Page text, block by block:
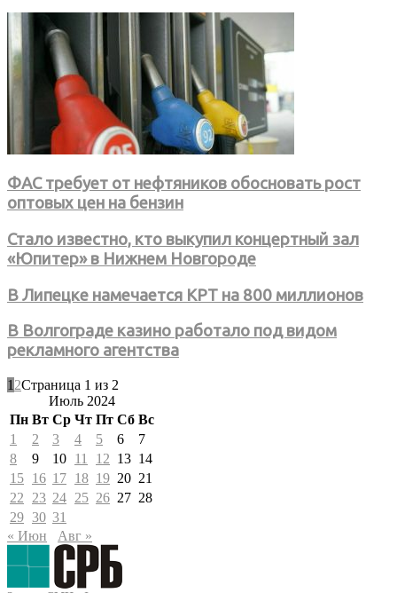
ФАС требует от нефтяников обосновать рост
оптовых цен на бензин
Стало известно, кто выкупил концертный зал
«Юпитер» в Нижнем Новгороде
В Липецке намечается КРТ на 800 миллионов
В Волгограде казино работало под видом
рекламного агентства
1 2Страница 1 из 2
Июль 2024
Пн Вт Ср Чт Пт Сб Вс
1
2 3 4 5 6
7
8
9 10 11 12 13 14
15 16 17 18 19 20 21
22
23 24 25 26 27 28
29 30 31
« Июн
Авг »